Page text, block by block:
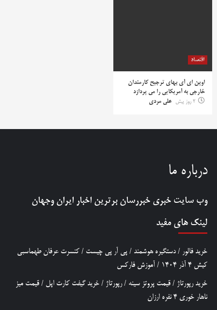
اقتصاد
اوپن ای آی بهای ترجیح کارمندان
خارجی به آمریکایی را می پردازد
2 روز پیش
علی مردی
درباره ما
وب سایت خبری خبررسان برترین اخبار ایران وجهان
لینک های مفید
خرید فالور / دستگیره هوشمند / پی آر پی چیست / کنسرت عرفان طهماسبی
کیش 4 آذر 1404
/ آموزش فارکس
خرید رپورتاژ / قیمت پروتز سینه /رپورتاژ / خرید گیفت کارت اپل / قیمت میز
ناهار خوری 4 نفره ارزان